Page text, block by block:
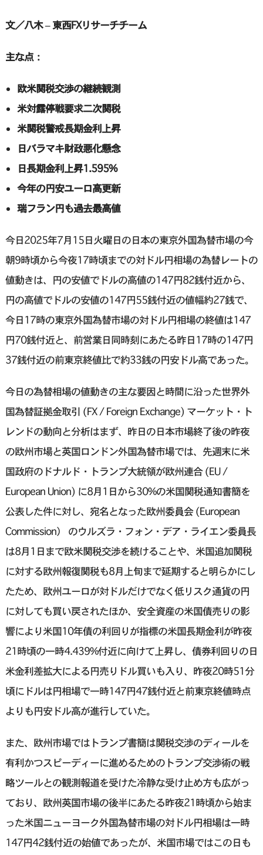
文／八木 – 東西FXリサーチチーム
主な点：
欧米関税交渉の継続観測
米対露停戦要求二次関税
米関税警戒長期金利上昇
日バラマキ財政悪化懸念
日長期金利上昇1.595%
今年の円安ユーロ高更新
瑞フラン円も過去最高値
今日2025年7月15日火曜日の日本の東京外国為替市場の今
朝9時頃から今夜17時頃までの対ドル円相場の為替レートの
値動きは、円の安値でドルの高値の147円82銭付近から、
円の高値でドルの安値の147円55銭付近の値幅約27銭で、
今日17時の東京外国為替市場の対ドル円相場の終値は147
円70銭付近と、前営業日同時刻にあたる昨日17時の147円
37銭付近の前東京終値比で約33銭の円安ドル高であった。
今日の為替相場の値動きの主な要因と時間に沿った世界外
国為替証拠金取引 (FX / Foreign Exchange) マーケット・ト
レンドの動向と分析はまず、昨日の日本市場終了後の昨夜
の欧州市場と英国ロンドン外国為替市場では、先週末に米
国政府のドナルド・トランプ大統領が欧州連合 (EU /
European Union) に8月1日から30%の米国関税通知書簡を
公表した件に対し、宛名となった欧州委員会 (European
Commission） のウルズラ・フォン・デア・ライエン委員長
は8月1日まで欧米関税交渉を続けることや、米国追加関税
に対する欧州報復関税も8月上旬まで延期すると明らかにし
たため、欧州ユーロが対ドルだけでなく低リスク通貨の円
に対しても買い戻されたほか、安全資産の米国債売りの影
響により米国10年債の利回りが指標の米国長期金利が昨夜
21時頃の一時4.439%付近に向けて上昇し、債券利回りの日
米金利差拡大による円売りドル買いも入り、昨夜20時51分
頃にドルは円相場で一時147円47銭付近と前東京終値時点
よりも円安ドル高が進行していた。
また、欧州市場ではトランプ書簡は関税交渉のディールを
有利かつスピーディーに進めるためのトランプ交渉術の戦
略ツールとの観測報道を受けた冷静な受け止め方も広がっ
ており、欧州英国市場の後半にあたる昨夜21時頃から始ま
った米国ニューヨーク外国為替市場の対ドル円相場は一時
147円42銭付近の始値であったが、米国市場ではこの日も